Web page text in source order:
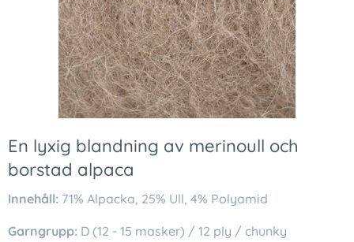
En lyxig blandning av merinoull och
borstad alpaca
Innehåll: 71% Alpacka, 25% Ull, 4% Polyamid
Garngrupp: D (12 - 15 masker) / 12 ply / chunky